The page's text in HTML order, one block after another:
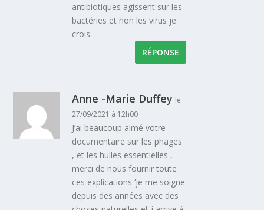
antibiotiques agissent sur les
bactéries et non les virus je
crois.
RÉPONSE
Anne -Marie Duffey le
27/09/2021 à 12h00
J’ai beaucoup aimé votre
documentaire sur les phages
, et les huiles essentielles ,
merci de nous fournir toute
ces explications ‘je me soigne
depuis des années avec des